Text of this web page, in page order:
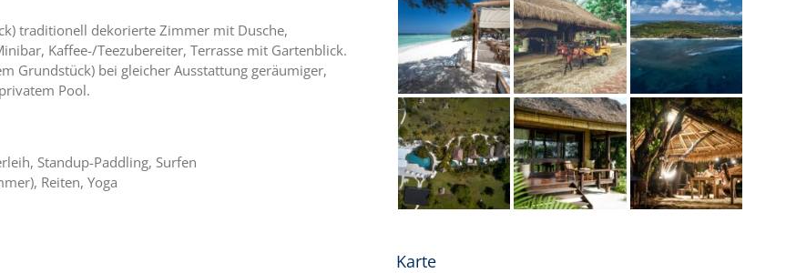
traditionell dekorierte Zimmer mit Dusche,
Kaffee-/Teezubereiter, Terrasse mit Gartenblick.
Grundstück) bei gleicher Ausstattung geräumiger,
Pool.
Standup-Paddling, Surfen
Reiten, Yoga
Karte